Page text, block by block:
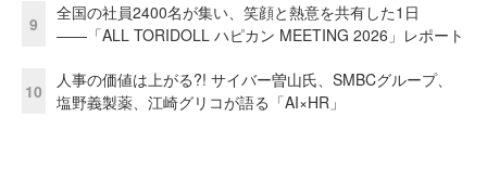
9
全国の社員2400名が集い、笑顔と熱意を共有した1日
――「ALL TORIDOLL ハピカン MEETING 2026」レポート
10
人事の価値は上がる?! サイバー曽山氏、SMBCグループ、
塩野義製薬、江崎グリコが語る「AI×HR」